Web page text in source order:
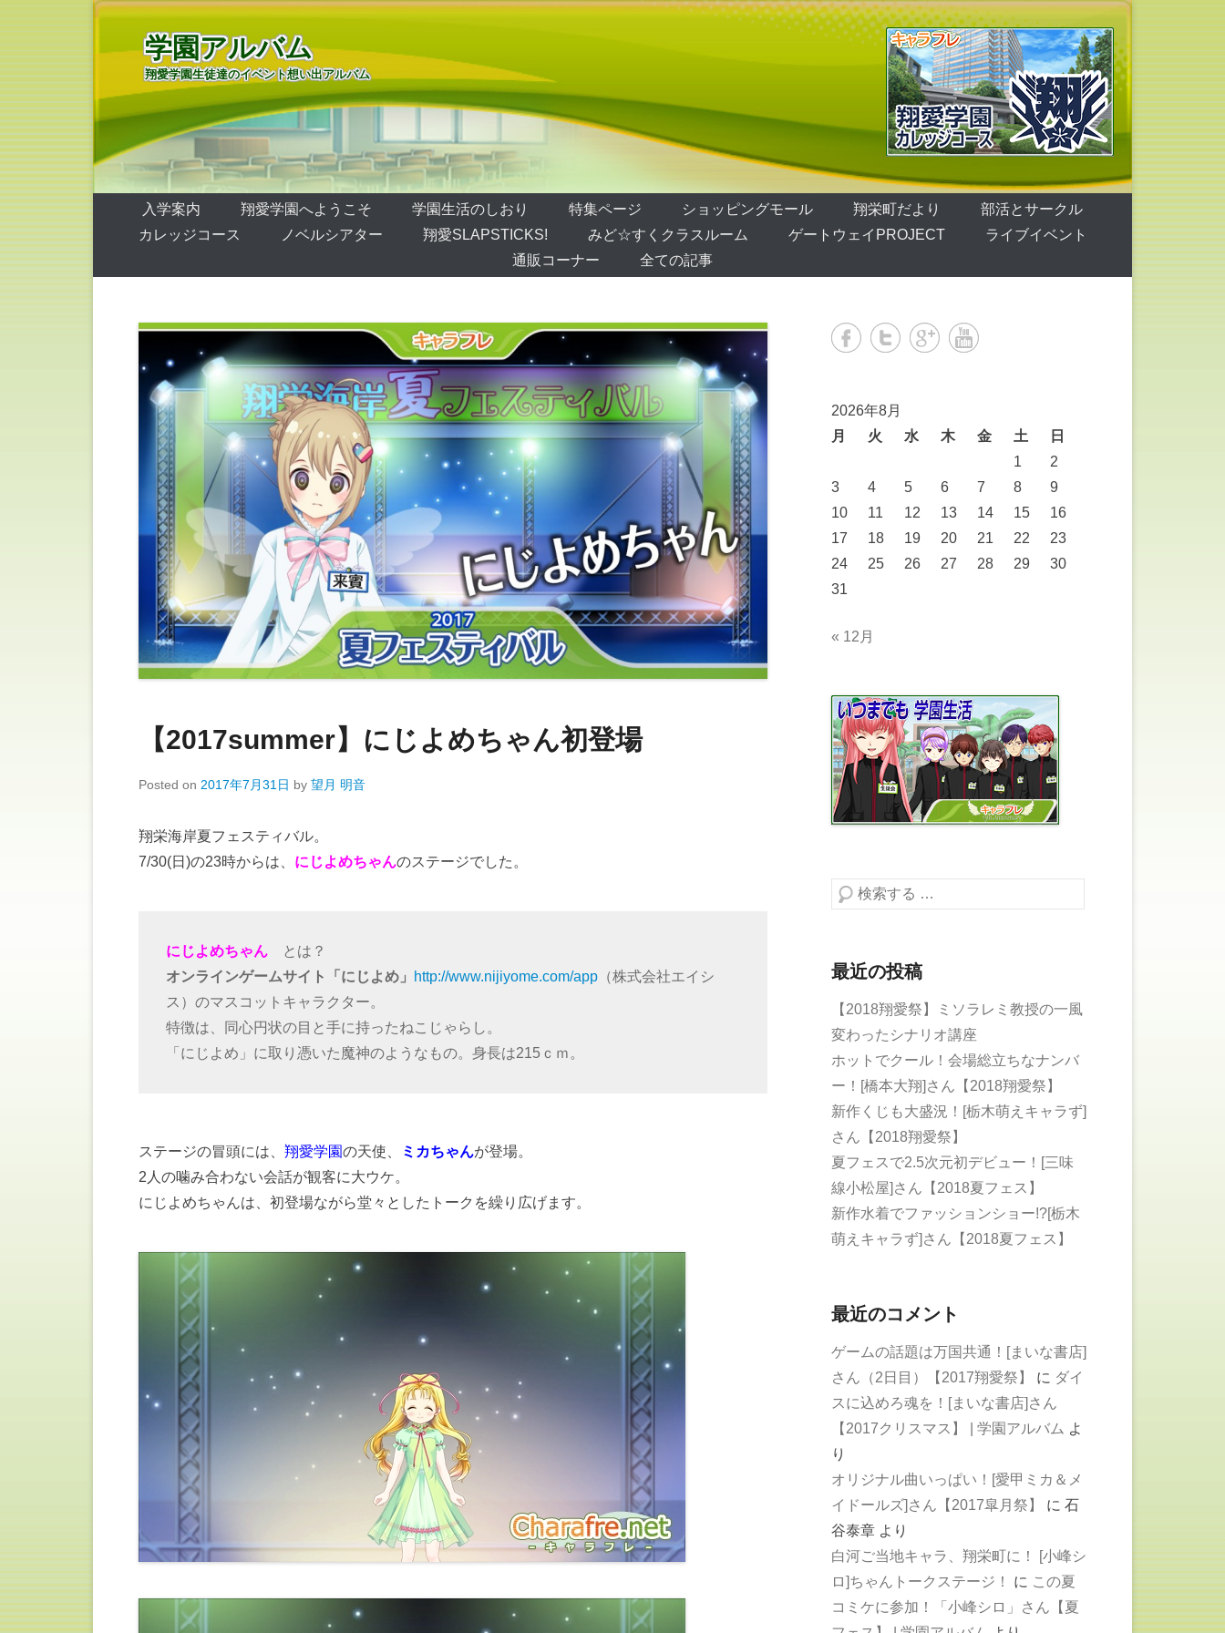
学園アルバム
翔愛学園生徒達のイベント想い出アルバム
第1メニュー
コンテンツへ移動
入学案内 翔愛学園へようこそ 学園生活のしおり 特集ページ ショッピングモール 翔栄町だより
部活とサークル
カレッジコース
ノベルシアター 翔愛SLAPSTICKS! みど☆すくクラスルーム ゲートウェイPROJECT
ライブイベント
通販コーナー
全ての記事
【2017summer】にじよめちゃん初登場
Posted on 2017年7月31日 by 望月 明音
翔栄海岸夏フェスティバル。
7/30(日)の23時からは、 にじよめちゃんのステージでした。
にじよめちゃん とは？
オンラインゲームサイト「にじよめ」
http://www.nijiyome.com/app （株式会社エイシ
ス）のマスコットキャラクター。
特徴は、同心円状の目と手に持ったねこじゃらし。
「にじよめ」に取り憑いた魔神のようなもの。身長は215ｃｍ。
ステージの冒頭には、 翔愛学園の天使、 ミカちゃんが登場。
2人の噛み合わない会話が観客に大ウケ。
にじよめちゃんは、初登場ながら堂々としたトークを繰り広げます。
2026年8月
月
火 水 木 金 土
日
1
2
3
4 5 6 7 8
9
10
11 12 13 14 15
16
17
18 19 20 21 22
23
24
25 26 27 28 29
30
31
« 12月
検索する
最近の投稿
【2018翔愛祭】ミソラレミ教授の一風
変わったシナリオ講座
ホットでクール！会場総立ちなナンバ
ー！[橋本大翔]さん【2018翔愛祭】
新作くじも大盛況！[栃木萌えキャラず]
さん【2018翔愛祭】
夏フェスで2.5次元初デビュー！[三味
線小松屋]さん【2018夏フェス】
新作水着でファッションショー!?[栃木
萌えキャラず]さん【2018夏フェス】
最近のコメント
ゲームの話題は万国共通！[まいな書店]
さん（2日目）【2017翔愛祭】
に ダイ
スに込めろ魂を！[まいな書店]さん
【2017クリスマス】 | 学園アルバム よ
り
オリジナル曲いっぱい！[愛甲ミカ＆メ
イドールズ]さん【2017皐月祭】
に 石
谷泰章 より
白河ご当地キャラ、翔栄町に！ [小峰シ
ロ]ちゃんトークステージ！
に この夏
コミケに参加！「小峰シロ」さん【夏